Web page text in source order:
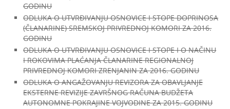
GODINU
ODLUKA O UTVRĐIVANJU OSNOVICE I STOPE DOPRINOSA
(ČLANARINE) SREMSKOJ PRIVREDNOJ KOMORI ZA 2016.
GODINU
ODLUKA O UTVRĐIVANJU OSNOVICE I STOPE I O NAČINU
I ROKOVIMA PLAĆANJA ČLANARINE REGIONALNOJ
PRIVREDNOJ KOMORI ZRENJANIN ZA 2016. GODINU
ODLUKA O ANGAŽOVANJU REVIZORA ZA OBAVLJANJE
EKSTERNE REVIZIJE ZAVRŠNOG RAČUNA BUDŽETA
AUTONOMNE POKRAJINE VOJVODINE ZA 2015. GODINU